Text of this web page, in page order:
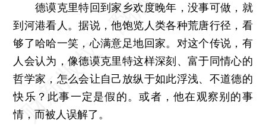
德谟克里特回到家乡欢度晚年，没事可做，就
到河港看人。据说，他饱览人类各种荒唐行径，看
够了哈哈一笑，心满意足地回家。对这个传说，有
人会认为，像德谟克里特这样深刻、富于同情心的
哲学家，怎么会让自己放纵于如此浮浅、不道德的
快乐？此事一定是假的。或者，他在观察别的事
情，而被人误解了。